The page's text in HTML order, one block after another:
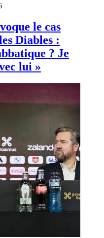
le cas
Diables :
? Je
lui »